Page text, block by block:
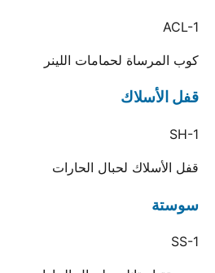
ACL-1
كوب المرساة لحمامات اللينر
قفل الأسلاك
SH-1
قفل الأسلاك لحبال الحارات
سوستة
SS-1